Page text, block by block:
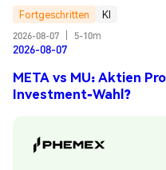
Fortgeschritten
KI
2026-08-07
5-10m
2026-08-07
META vs MU: Aktien
Investment-Wahl?